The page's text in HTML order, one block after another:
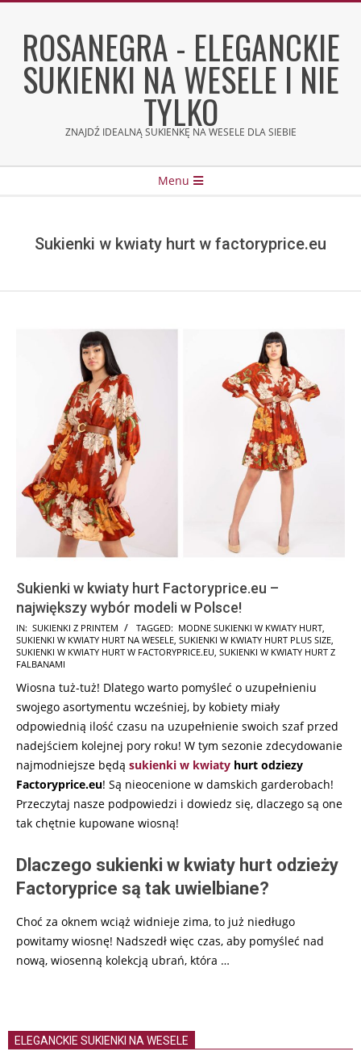
contentROSANEGRA - ELEGANCKIE
SUKIENKI NA WESELE I NIE
TYLKO
ZNAJDŹ IDEALNĄ SUKIENKĘ NA WESELE DLA SIEBIE
Menu
Sukienki w kwiaty hurt w factoryprice.eu
Sukienki w kwiaty hurt Factoryprice.eu –
największy wybór modeli w Polsce!
2025-
08-
22
IN: SUKIENKI Z PRINTEM TAGGED: MODNE SUKIENKI W KWIATY HURT
SUKIENKI W KWIATY HURT NA WESELE SUKIENKI W KWIATY HURT PLUS SIZE
SUKIENKI W KWIATY HURT W FACTORYPRICE.EU SUKIENKI W KWIATY HURT Z
FALBANAMI
Wiosna tuż-tuż! Dlatego warto pomyśleć o uzupełnieniu
swojego asortymentu wcześniej, by kobiety miały
odpowiednią ilość czasu na uzupełnienie swoich szaf przed
nadejściem kolejnej pory roku! W tym sezonie zdecydowanie
najmodniejsze będą sukienki w kwiaty hurt odziezy
Factoryprice.eu! Są nieocenione w damskich garderobach!
Przeczytaj nasze podpowiedzi i dowiedz się, dlaczego są one
tak chętnie kupowane wiosną!
Dlaczego sukienki w kwiaty hurt odzieży
Factoryprice są tak uwielbiane?
Choć za oknem wciąż widnieje zima, to już niedługo
powitamy wiosnę! Nadszedł więc czas, aby pomyśleć nad
nową, wiosenną kolekcją ubrań, która …
ELEGANCKIE SUKIENKI NA WESELE